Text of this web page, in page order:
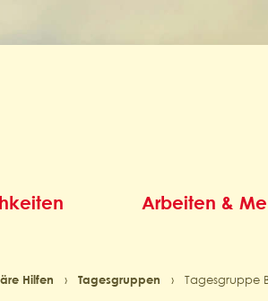
Arbeiten &
Hilfen › Tagesgruppen › Tagesgruppe